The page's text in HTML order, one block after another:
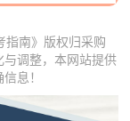
指南》版权归采购
调整，本网站提供
息！